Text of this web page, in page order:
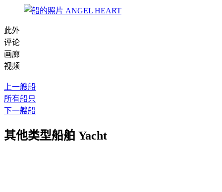
此外
评论
画廊
视频
上一艘船
所有船只
下一艘船
其他类型船舶 Yacht